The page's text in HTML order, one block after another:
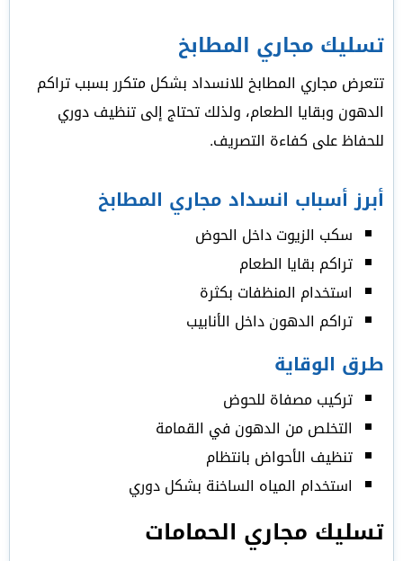
تسليك مجاري المطابخ
تتعرض مجاري المطابخ للانسداد بشكل متكرر بسبب تراكم
الدهون وبقايا الطعام، ولذلك تحتاج إلى تنظيف دوري
للحفاظ على كفاءة التصريف.
أبرز أسباب انسداد مجاري المطابخ
سكب الزيوت داخل الحوض
تراكم بقايا الطعام
استخدام المنظفات بكثرة
تراكم الدهون داخل الأنابيب
طرق الوقاية
تركيب مصفاة للحوض
التخلص من الدهون في القمامة
تنظيف الأحواض بانتظام
استخدام المياه الساخنة بشكل دوري
تسليك مجاري الحمامات